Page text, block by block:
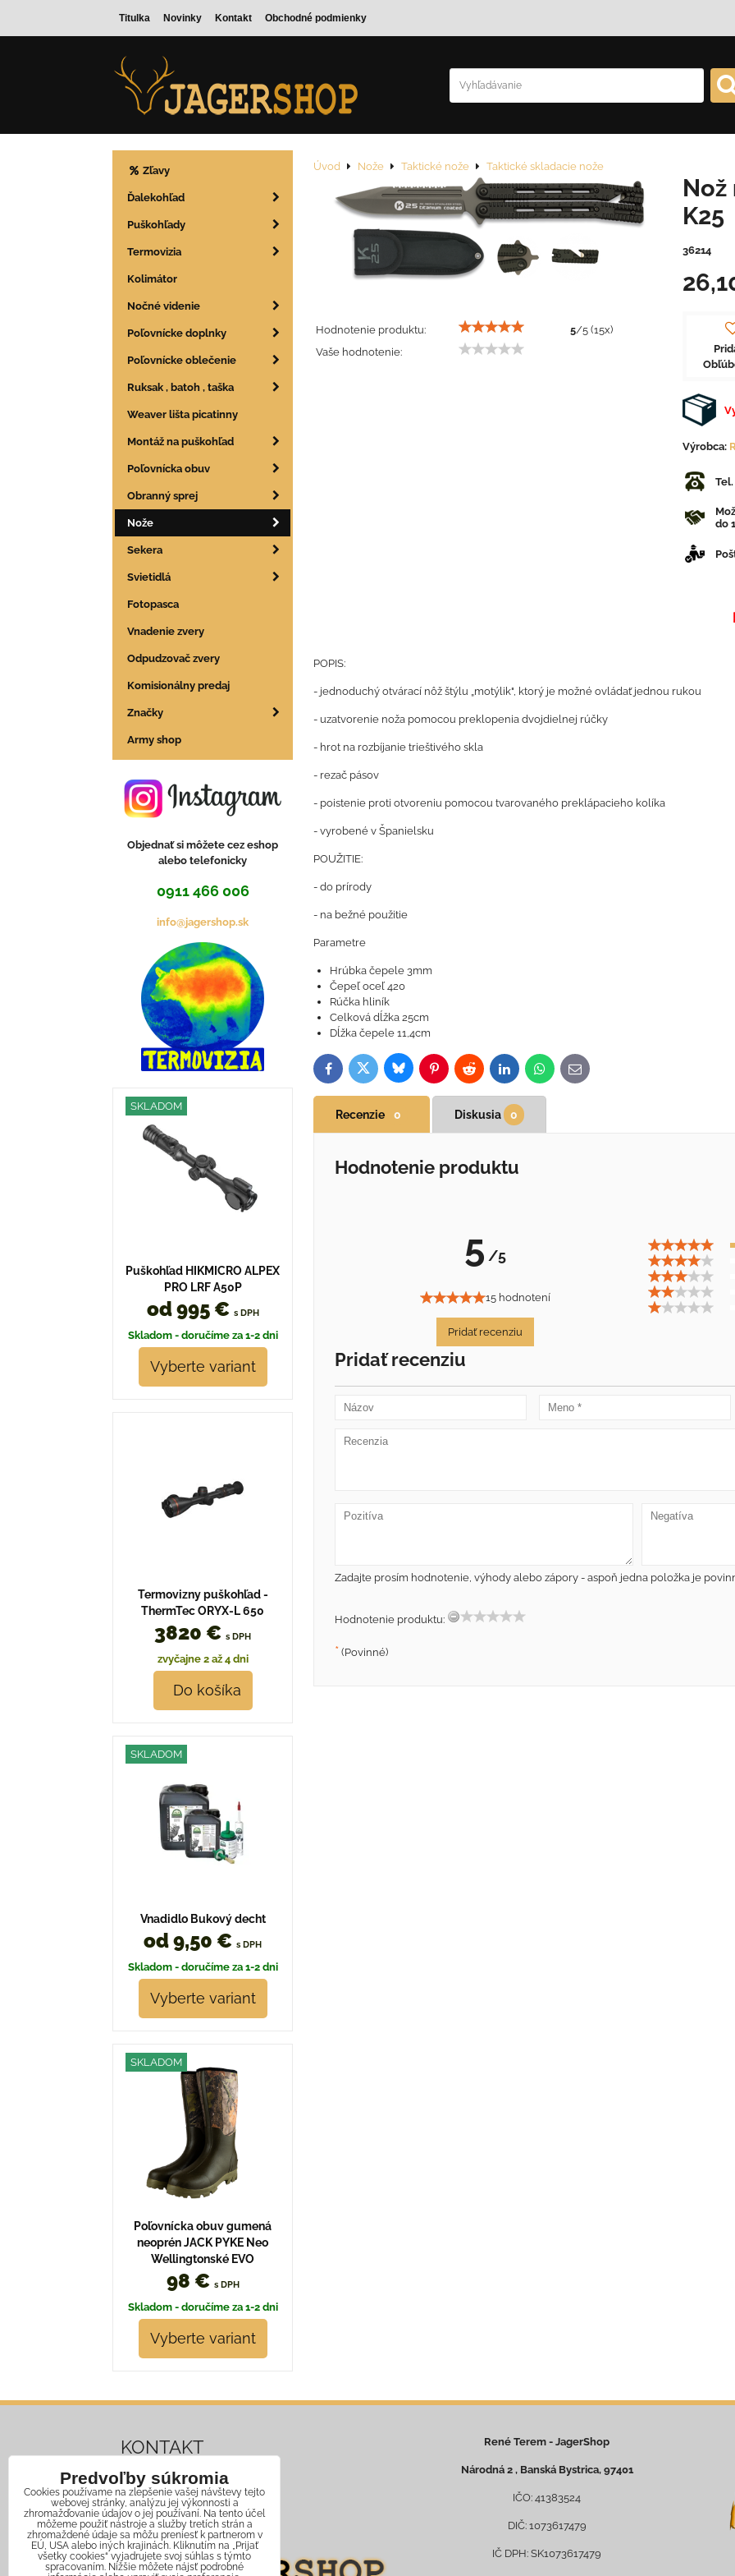
Titulka Novinky Kontakt Obchodné podmienky
Úvod Nože Taktické nože Taktické skladacie nože
Hodnotenie produktu: 5/5 (15x)
Vaše hodnotenie:
Nož
K25
36214
Výrobca:
do
POPIS:
- jednoduchý otvárací nôž štýlu „motýlik", ktorý je možné ovládať jednou rukou
- uzatvorenie noža pomocou preklopenia dvojdielnej rúčky
- hrot na rozbíjanie trieštivého skla
- rezač pásov
- poistenie proti otvoreniu pomocou tvarovaného preklápacieho kolíka
- vyrobené v Španielsku
POUŽITIE:
- do prírody
- na bežné použitie
Parametre
Hrúbka čepele 3mm
Čepeľ oceľ 420
Rúčka hliník
Celková dĺžka 25cm
Dĺžka čepele 11,4cm
FacebookTwitterBlueskyPinterestReddit LinkedInWhatsApp
E-
mail
Recenzie 0 Diskusia 0
Hodnotenie produktu
5 /5
15 hodnotení
Pridať recenziu
Pridať recenziu
Zadajte prosím hodnotenie, výhody alebo zápory - aspoň jedna položka je
Hodnotenie produktu:
* (Povinné)
Zľavy
Ďalekohľad
Puškohľady
Termovizia
Kolimátor
Nočné videnie
Poľovnícke doplnky
Poľovnícke oblečenie
Ruksak , batoh , taška
Weaver lišta picatinny
Montáž na puškohľad
Poľovnícka obuv
Obranný sprej
Nože
Sekera
Svietidlá
Fotopasca
Vnadenie zvery
Odpudzovač zvery
Komisionálny predaj
Značky
Army shop
Objednať si môžete cez eshop
alebo telefonicky
0911 466 006
info@jagershop.sk
SKLADOM
Puškohľad HIKMICRO ALPEX
PRO LRF A50P
od 995 € s DPH
Skladom - doručíme za 1-2 dni
Vyberte variant
Termovizny puškohľad -
ThermTec ORYX-L 650
3820 € s DPH
zvyčajne 2 až 4 dni
Do košíka
SKLADOM
Vnadidlo Bukový decht
od 9,50 € s DPH
Skladom - doručíme za 1-2 dni
Vyberte variant
SKLADOM
Poľovnícka obuv gumená
neoprén JACK PYKE Neo
Wellingtonské EVO
98 € s DPH
Skladom - doručíme za 1-2 dni
Vyberte variant
KONTAKT
Mobil: +421 911 466 006
Email: info@jagershop.sk
René Terem - JagerShop
Národná 2 , Banská Bystrica, 97401
IČO: 41383524
DIČ: 1073617479
IČ DPH: SK1073617479
Predvoľby súkromia
Cookies používame na zlepšenie vašej návštevy tejto
webovej stránky, analýzu jej výkonnosti a
zhromažďovanie údajov o jej používaní. Na tento účel
môžeme použiť nástroje a služby tretích strán a
zhromaždené údaje sa môžu preniesť k partnerom v
EÚ, USA alebo iných krajinách. Kliknutím na „Prijať
všetky cookies“ vyjadrujete svoj súhlas s týmto
spracovaním. Nižšie môžete nájsť podrobné